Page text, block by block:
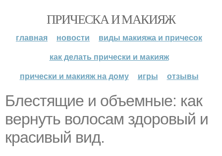
ПРИЧЕСКА И МАКИЯЖ
главная новости
виды макияжа и причесок
как делать прически и макияж
прически и макияж на дому
игры отзывы
Блестящие и объемные: как
вернуть волосам здоровый и
красивый вид.